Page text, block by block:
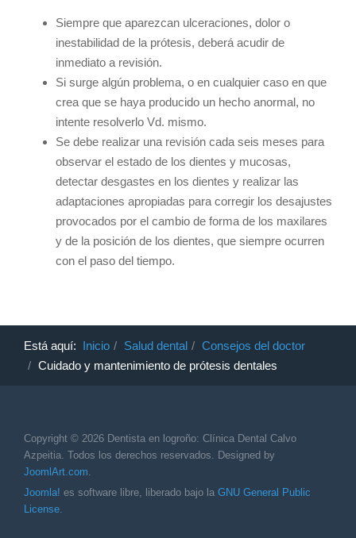
Siempre que aparezcan ulceraciones, dolor o
inestabilidad de la prótesis, deberá acudir de
inmediato a revisión.
Si surge algún problema, o en cualquier caso en que
crea que se haya producido un hecho anormal, no
intente resolverlo Vd. mismo.
Se debe realizar una revisión cada seis meses para
observar el estado de los dientes y mucosas,
detectar desgastes en los dientes y realizar las
adaptaciones apropiadas para corregir los desajustes
provocados por el cambio de forma de los maxilares
y de la posición de los dientes, que siempre ocurren
con el paso del tiempo.
Está aquí: Inicio Salud dental
Consejos del doctor
Cuidado y mantenimiento de prótesis dentales
Copyright © 2026 Dentista en logroño: Clínica Dental Calvo
Azpeitia. Todos los derechos reservados. Designed by
JoomlArt.com.
Joomla! es software libre, liberado bajo la GNU General Public
License.